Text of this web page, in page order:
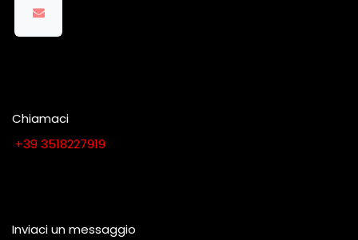
Chiamaci
​​​​​​​​​​​​​​+​3​9​ ​3​5​1​8​2​2​7​9​1​9
Inviaci un messaggio